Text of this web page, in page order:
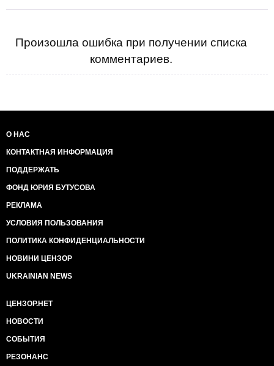
Произошла ошибка при получении списка
комментариев.
О НАС
КОНТАКТНАЯ ИНФОРМАЦИЯ
ПОДДЕРЖАТЬ
ФОНД ЮРИЯ БУТУСОВА
РЕКЛАМА
УСЛОВИЯ ПОЛЬЗОВАНИЯ
ПОЛИТИКА КОНФИДЕНЦИАЛЬНОСТИ
НОВИНИ ЦЕНЗОР
UKRAINIAN NEWS
ЦЕНЗОР.НЕТ
НОВОСТИ
СОБЫТИЯ
РЕЗОНАНС